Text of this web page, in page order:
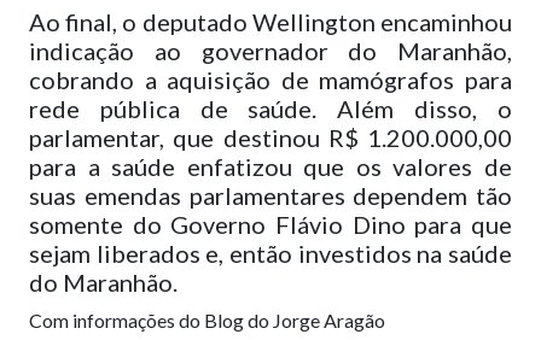
Ao final, o deputado Wellington encaminhou
indicação ao governador do Maranhão,
cobrando a aquisição de mamógrafos para
rede pública de saúde. Além disso, o
parlamentar, que destinou R$ 1.200.000,00
para a saúde enfatizou que os valores de
suas emendas parlamentares dependem tão
somente do Governo Flávio Dino para que
sejam liberados e, então investidos na saúde
do Maranhão.
Com informações do Blog do Jorge Aragão